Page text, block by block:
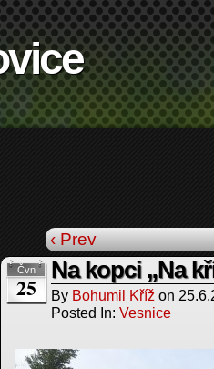
‹ Prev
Čvn
25
Na kopci „Na
By Bohumil Kříž on
Posted In: Vesnice